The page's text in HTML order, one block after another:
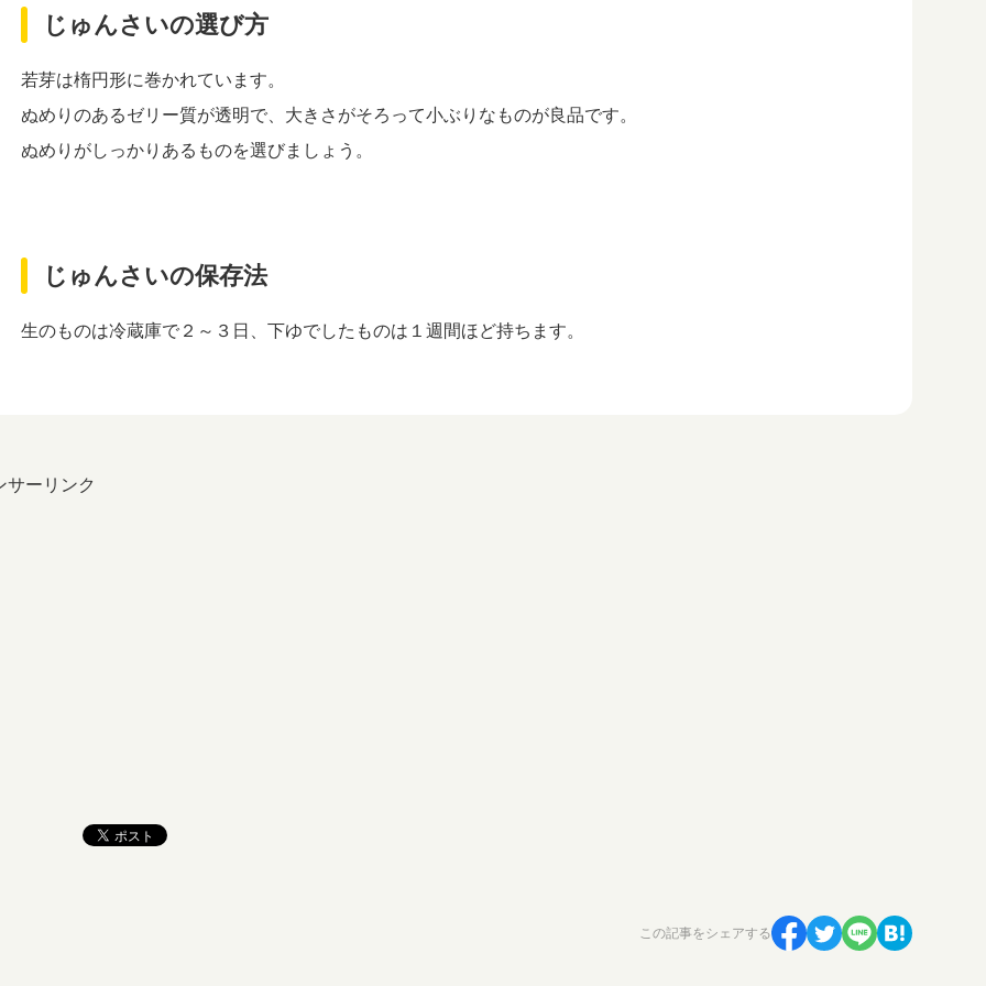
じゅんさいの選び方
若芽は楕円形に巻かれています。
ぬめりのあるゼリー質が透明で、大きさがそろって小ぶりなものが良品です。
ぬめりがしっかりあるものを選びましょう。
じゅんさいの保存法
生のものは冷蔵庫で２～３日、下ゆでしたものは１週間ほど持ちます。
サーリンク
この記事をシェアする